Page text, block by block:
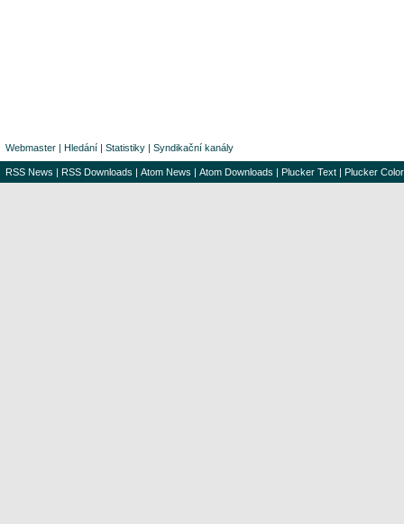
Webmaster | Hledání | Statistiky | Syndikační kanály
RSS News | RSS Downloads | Atom News | Atom Downloads | Plucker Text | Plucker Color